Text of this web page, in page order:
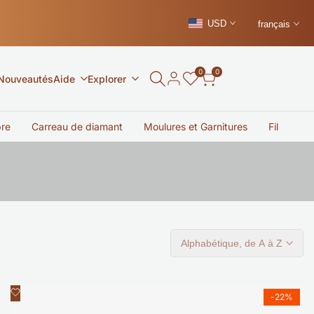
USD français
Explorer
Aide
0 0
Carreau de diamant Moulures et Garnitures Fil nuage
Alphabétique, de A à Z
-22%
Ajouter